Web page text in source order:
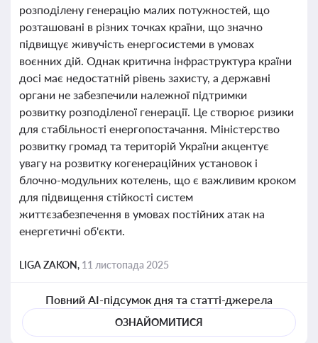
розподілену генерацію малих потужностей, що
розташовані в різних точках країни, що значно
підвищує живучість енергосистеми в умовах
воєнних дій. Однак критична інфраструктура країни
досі має недостатній рівень захисту, а державні
органи не забезпечили належної підтримки
розвитку розподіленої генерації. Це створює ризики
для стабільності енергопостачання. Міністерство
розвитку громад та територій України акцентує
увагу на розвитку когенераційних установок і
блочно-модульних котелень, що є важливим кроком
для підвищення стійкості систем
життєзабезпечення в умовах постійних атак на
енергетичні об'єкти.
LIGA ZAKON, 11 листопада 2025
Повний AI-підсумок дня та статті-джерела
ОЗНАЙОМИТИСЯ